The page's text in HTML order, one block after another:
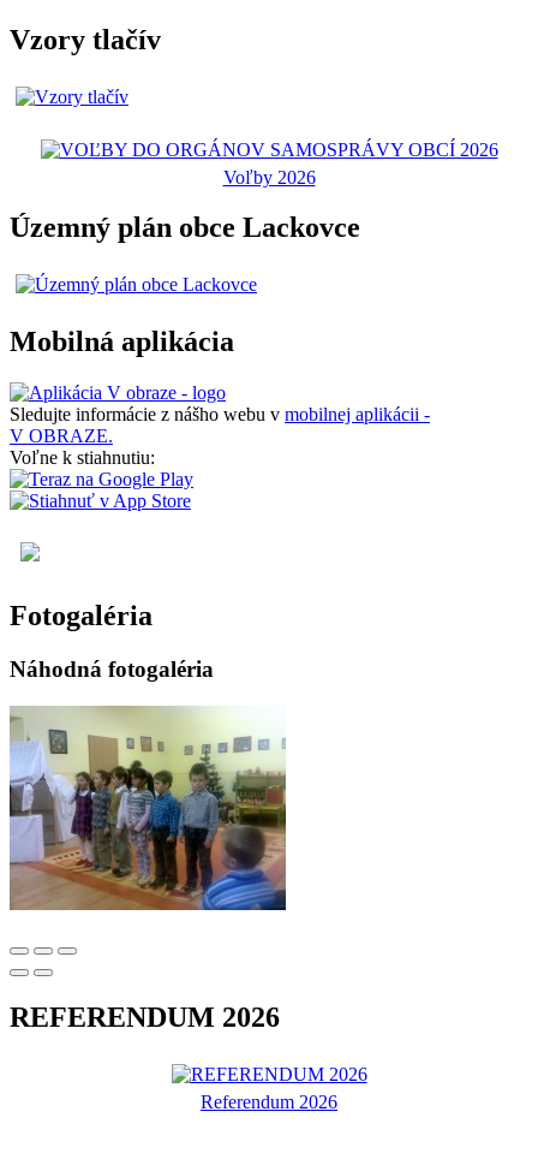
Vzory tlačív
Voľby 2026
Územný plán obce Lackovce
Mobilná aplikácia
Sledujte informácie z nášho webu v mobilnej aplikácii -
V OBRAZE.
Voľne k stiahnutiu:
Fotogaléria
Náhodná fotogaléria
REFERENDUM 2026
Referendum 2026